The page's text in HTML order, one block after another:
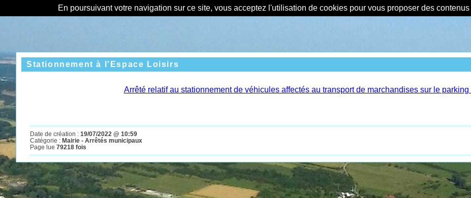
En poursuivant votre navigation sur ce site, vous acceptez l'utilisation de cookies pour vous proposer des
Stationnement à l'Espace Loisirs
Arrêté relatif au stationnement de véhicules affectés au transport de marchandises sur le
Date de création : 19/07/2022 @ 10:59
Catégorie : Mairie - Arrêtés municipaux
Page lue 79218 fois